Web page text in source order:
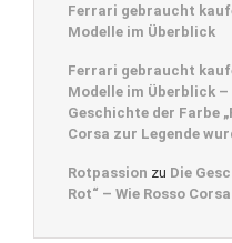
Ferrari gebraucht
Modelle im Überblick
Ferrari gebraucht
Modelle im Überblick
Geschichte der Farbe
Corsa zur Legende
Rotpassion zu Die
Rot“ – Wie Rosso